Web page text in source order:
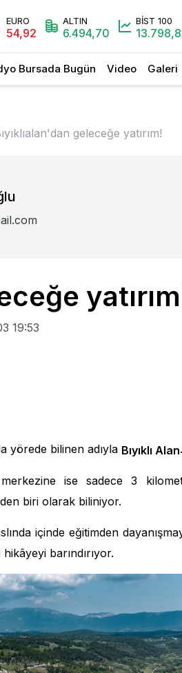
EURO
54,92
ALTIN
6.494,70
BİST 100
Bursada Bugün Video Galeri
geleceğe yatırım!
19:53
yörede bilinen adıyla Bıyıklı Alan
ise sadece 3
biri olarak biliniyor.
içinde eğitimden
barındırıyor.